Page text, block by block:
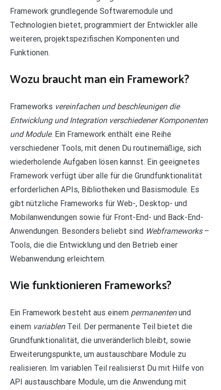
Framework grundlegende Softwaremodule und
Technologien bietet, programmiert der Entwickler alle
weiteren, projektspezifischen Komponenten und
Funktionen.
Wozu braucht man ein Framework?
Frameworks vereinfachen und beschleunigen die
Entwicklung und Integration verschiedener Komponenten
und Module. Ein Framework enthält eine Reihe
verschiedener Tools, mit denen Du routinemäßige, sich
wiederholende Aufgaben lösen kannst. Ein geeignetes
Framework verfügt über alle für die Grundfunktionalität
erforderlichen APIs, Bibliotheken und Basismodule. Es
gibt nützliche Frameworks für Web-, Desktop- und
Mobilanwendungen sowie für Front-End- und Back-End-
Anwendungen. Besonders beliebt sind Webframeworks–
Tools, die die Entwicklung und den Betrieb einer
Webanwendung erleichtern.
Wie funktionieren Frameworks?
Ein Framework besteht aus einem permanentenund
einem variablenTeil. Der permanente Teil bietet die
Grundfunktionalität, die unveränderlich bleibt, sowie
Erweiterungspunkte, um austauschbare Module zu
realisieren. Im variablen Teil realisierst Du mit Hilfe von
API austauschbare Module, um die Anwendung mit